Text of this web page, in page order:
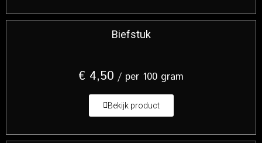
Biefstuk
€ 4,50 / per 100 gram
Bekijk product